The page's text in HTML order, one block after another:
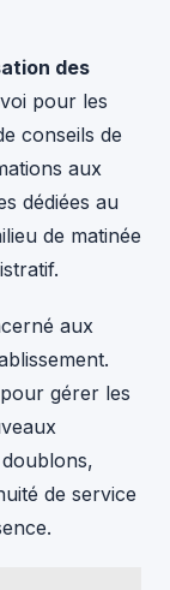
des
pour les
conseils de
aux
dédiées au
de matinée
aux
gérer les
de service